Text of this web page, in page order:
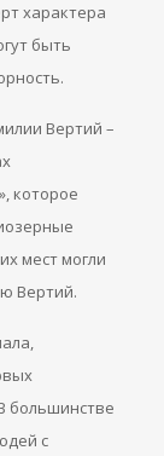
характера
быть
Вертий –
которое
мест могли
Вертий.
большинстве
с